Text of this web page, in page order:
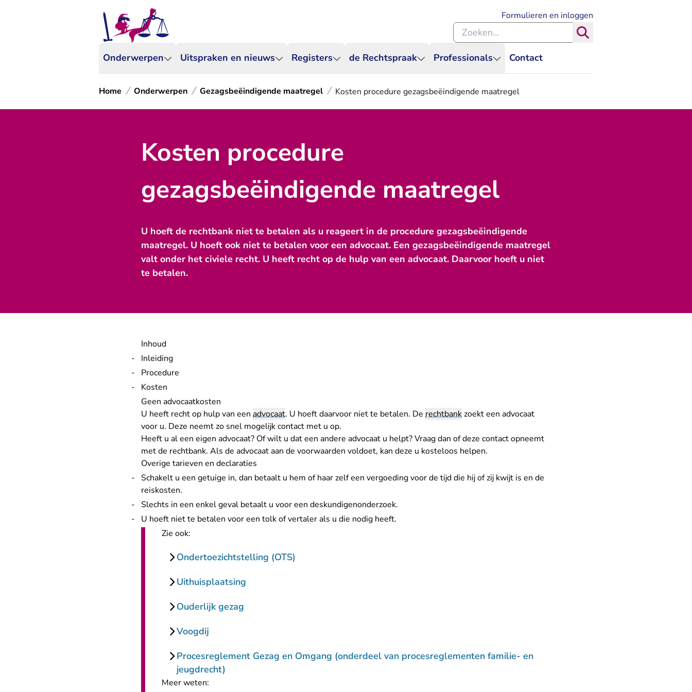
Onderwerpen Uitspraken en nieuws Registers de Rechtspraak Professionals Contact
Formulieren en inloggen
Zoeken binnen de Rechtspraak
Home Onderwerpen Gezagsbeëindigende maatregel Kosten procedure gezagsbeëindigende maatregel
Kosten procedure
gezagsbeëindigende maatregel
U hoeft de rechtbank niet te betalen als u reageert in de procedure gezagsbeëindigende
maatregel. U hoeft ook niet te betalen voor een advocaat. Een gezagsbeëindigende maatregel
valt onder het civiele recht. U heeft recht op de hulp van een advocaat. Daarvoor hoeft u niet
te betalen.
Inhoud
Inleiding
Procedure
Kosten
Geen advocaatkosten
U heeft recht op hulp van een advocaat. U hoeft daarvoor niet te betalen. De rechtbankzoekt een advocaat
voor u. Deze neemt zo snel mogelijk contact met u op.
Heeft u al een eigen advocaat? Of wilt u dat een andere advocaat u helpt? Vraag dan of deze contact opneemt
met de rechtbank. Als de advocaat aan de voorwaarden voldoet, kan deze u kosteloos helpen.
Overige tarieven en declaraties
Schakelt u een getuige in, dan betaalt u hem of haar zelf een vergoeding voor de tijd die hij of zij kwijt is en de
reiskosten.
Slechts in een enkel geval betaalt u voor een deskundigenonderzoek.
U hoeft niet te betalen voor een tolk of vertaler als u die nodig heeft.
Zie ook:
Ondertoezichtstelling (OTS)
Uithuisplaatsing
Ouderlijk gezag
Voogdij
Procesreglement Gezag en Omgang (onderdeel van procesreglementen familie- en
jeugdrecht)
Meer weten: